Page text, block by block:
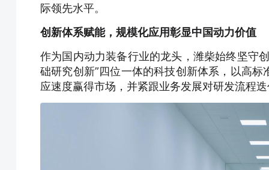
际领先水平。
创新体系赋能，规模化应用彰显中国动力价值
作为国内动力装备行业的龙头，潍柴始终坚守
础研究创新”四位一体的科技创新体系，以高
应速度赢得市场，并紧跟业务发展对研发流程